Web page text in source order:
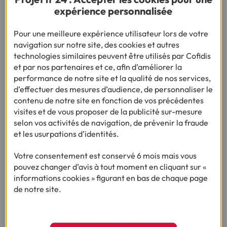
augmentation
16/04/2024
LA CARTE DE FRANCE DU
CREDIT A LA CONSOMMATION
Dans quelles régions les français ont-
expérience personnalisée
Pour une meilleure expérience utilisateur lors de votre
navigation sur notre site, des cookies et autres
technologies similaires peuvent être utilisés par Cofidis
et par nos partenaires et ce, afin d’améliorer la
performance de notre site et la qualité de nos services,
d’effectuer des mesures d’audience, de personnaliser le
contenu de notre site en fonction de vos précédentes
visites et de vous proposer de la publicité sur-mesure
selon vos activités de navigation, de prévenir la fraude
et les usurpations d’identités.
Votre consentement est conservé 6 mois mais vous
pouvez changer d’avis à tout moment en cliquant sur «
informations cookies » figurant en bas de chaque page
de notre site.